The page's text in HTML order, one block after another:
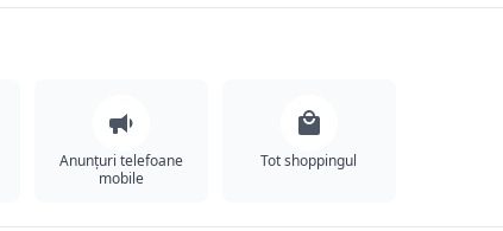
Anunțuri telefoane
mobile
Tot shoppingul